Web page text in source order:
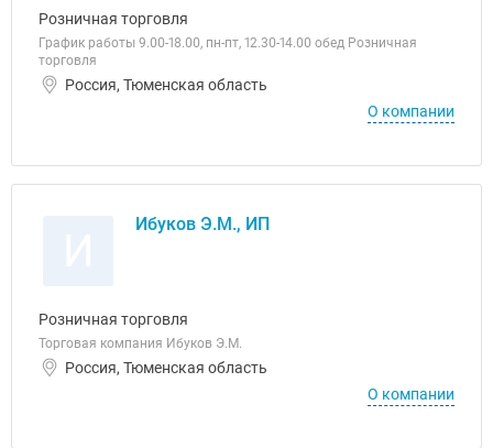
Розничная торговля
График работы 9.00-18.00, пн-пт, 12.30-14.00 обед Розничная
торговля
Россия, Тюменская область
О компании
Ибуков Э.М., ИП
Розничная торговля
Торговая компания Ибуков Э.М.
Россия, Тюменская область
О компании